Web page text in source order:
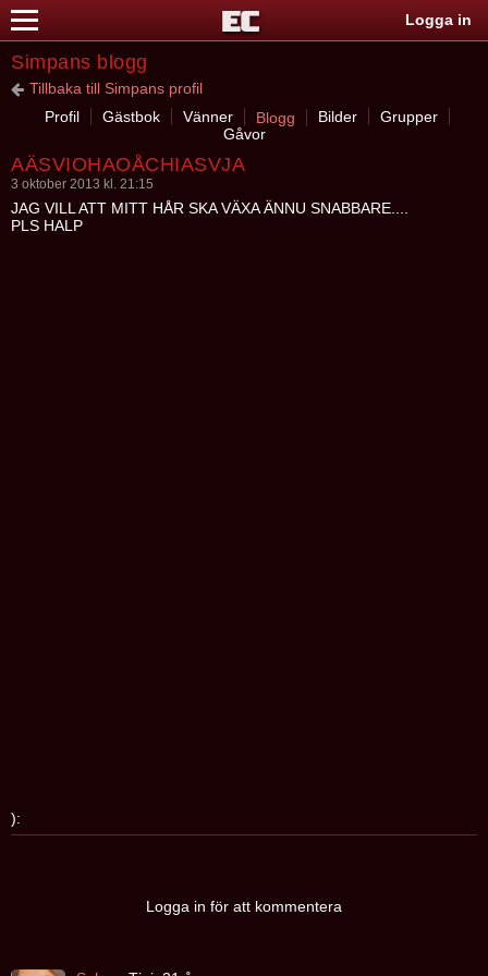
Logga in
Simpans blogg
Tillbaka till Simpans profil
Profil
Gästbok Vänner Blogg Bilder
Grupper
Gåvor
AÄSVIOHAOÅCHIASVJA
3 oktober 2013 kl. 21:15
JAG VILL ATT MITT HÅR SKA VÄXA ÄNNU SNABBARE....
PLS HALP
):
Logga in för att kommentera